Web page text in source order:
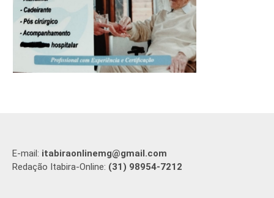
E-mail: itabiraonlinemg@gmail.com
Redação Itabira-Online: (31) 98954-7212